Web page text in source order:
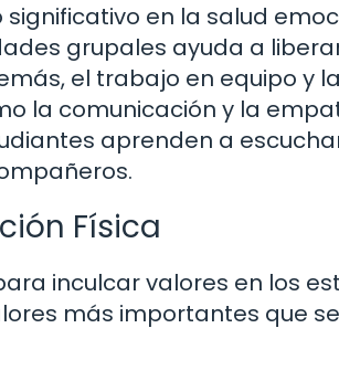
en la salud
grupales ayuda a
el trabajo en equipo y
la comunicación y la
aprenden a
Física
inculcar valores en los
más importantes que